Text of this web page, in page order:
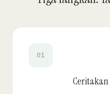
01